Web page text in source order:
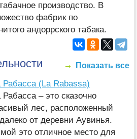
производство. В
фабрик по
андоррского табака.
Показать все
Рабасса (La Rabassa)
Рабасса – это сказочно
лес, расположенный
от деревни Аувинья.
это отличное место для